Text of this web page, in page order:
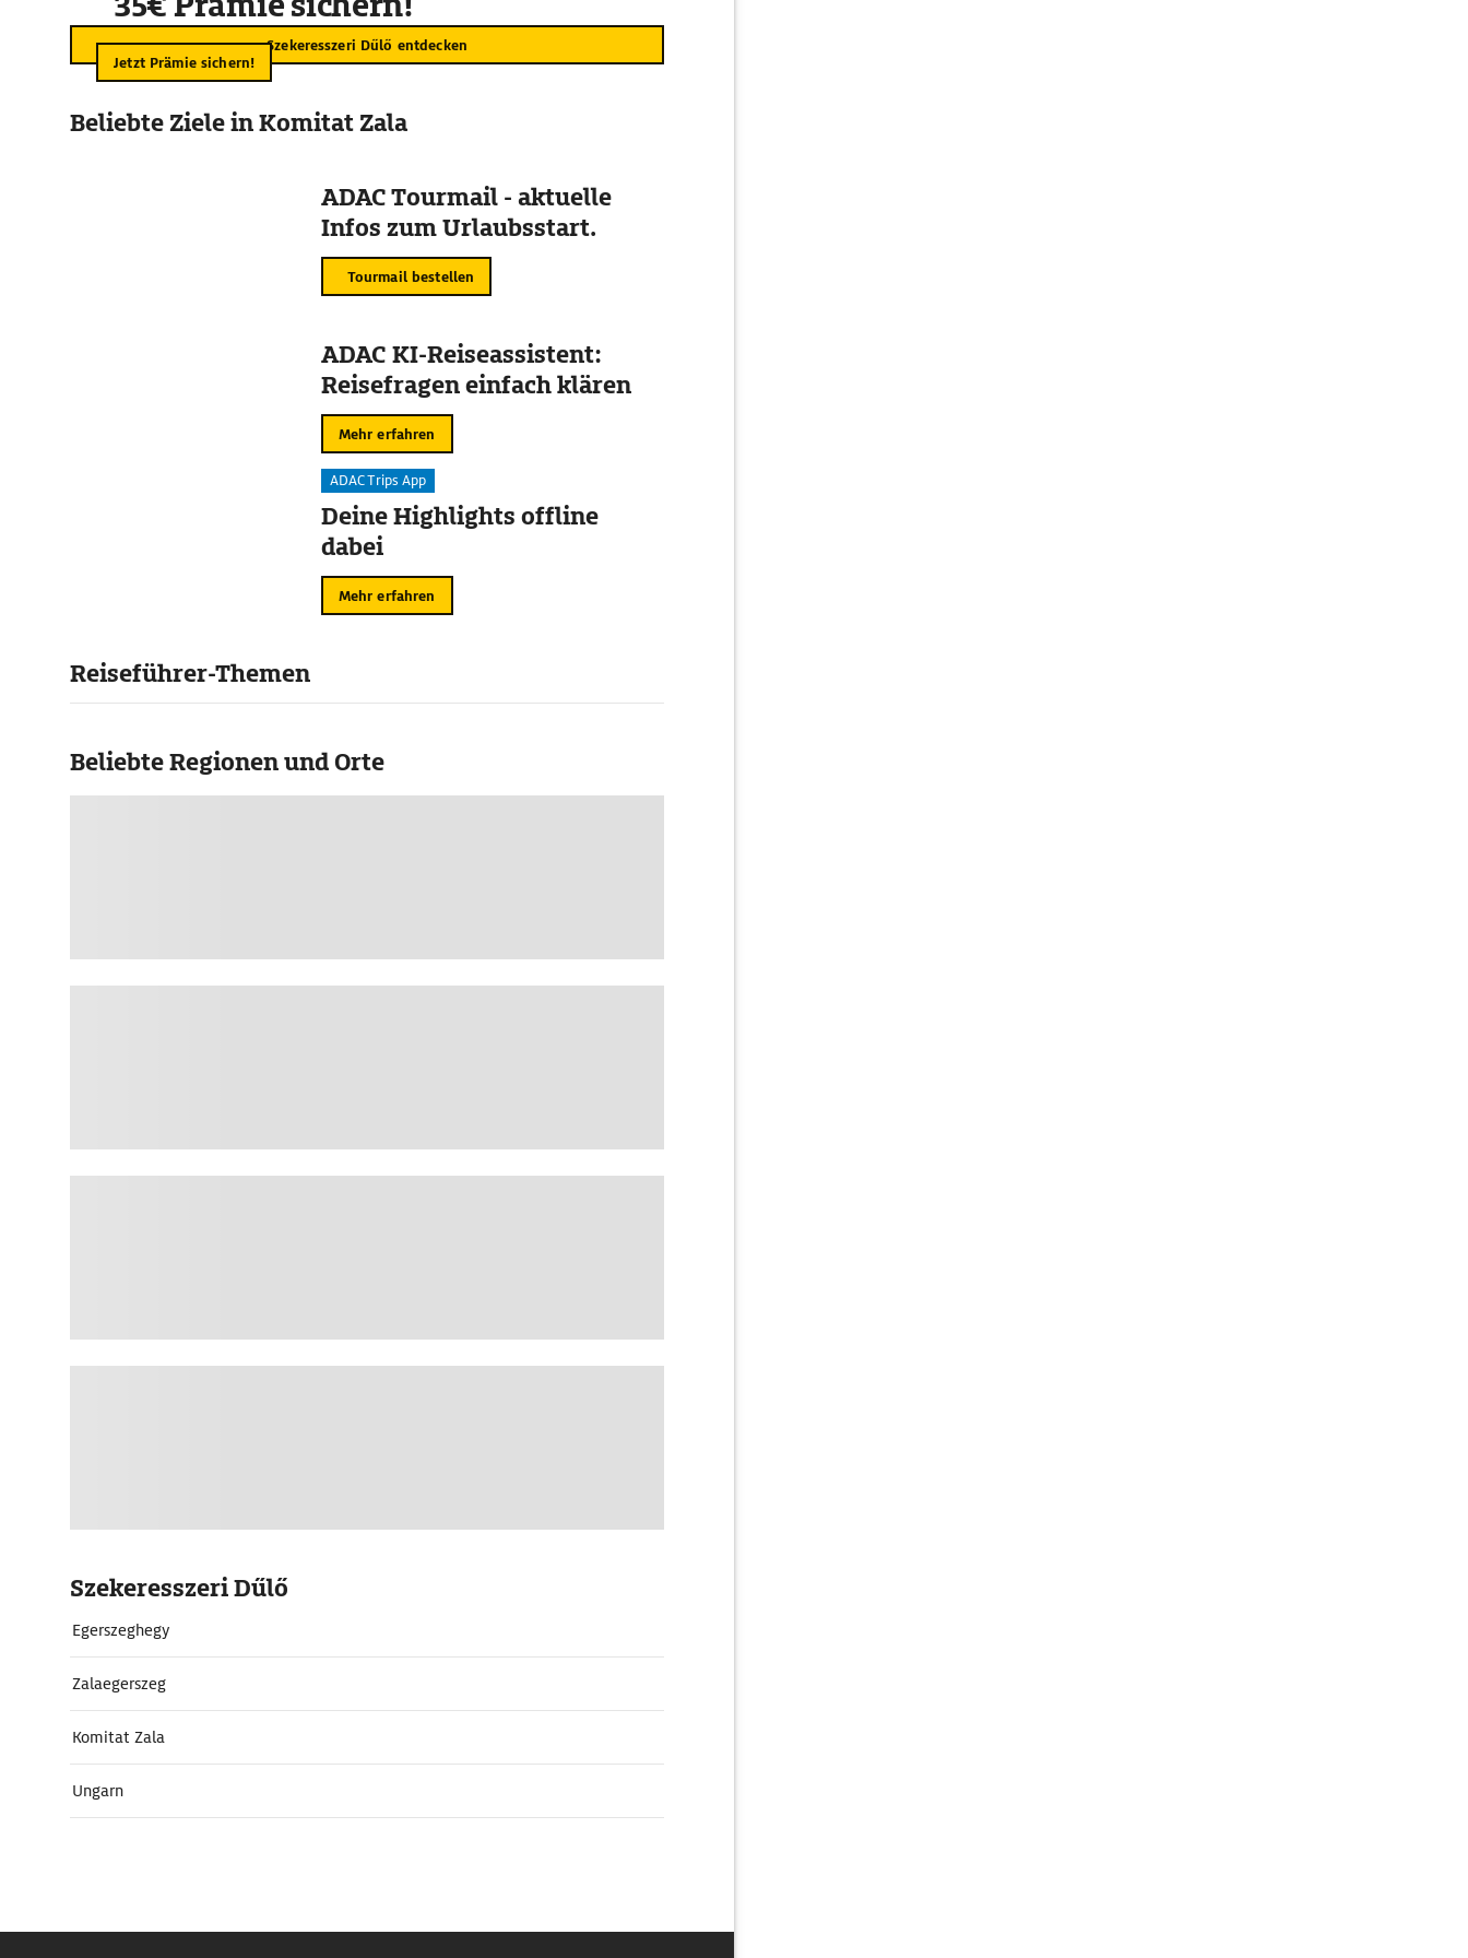
Szekeresszeri Dűlő entdecken
Jetzt Prämie sichern!
Beliebte Ziele in Komitat Zala
ADAC Tourmail - aktuelle
Infos zum Urlaubsstart.
Tourmail bestellen
ADAC KI-Reiseassistent:
Reisefragen einfach klären
Mehr erfahren
ADAC Trips App
Deine Highlights offline
dabei
Mehr erfahren
Reiseführer-Themen
Beliebte Regionen und Orte
Szekeresszeri Dűlő
Egerszeghegy
Zalaegerszeg
Komitat Zala
Ungarn